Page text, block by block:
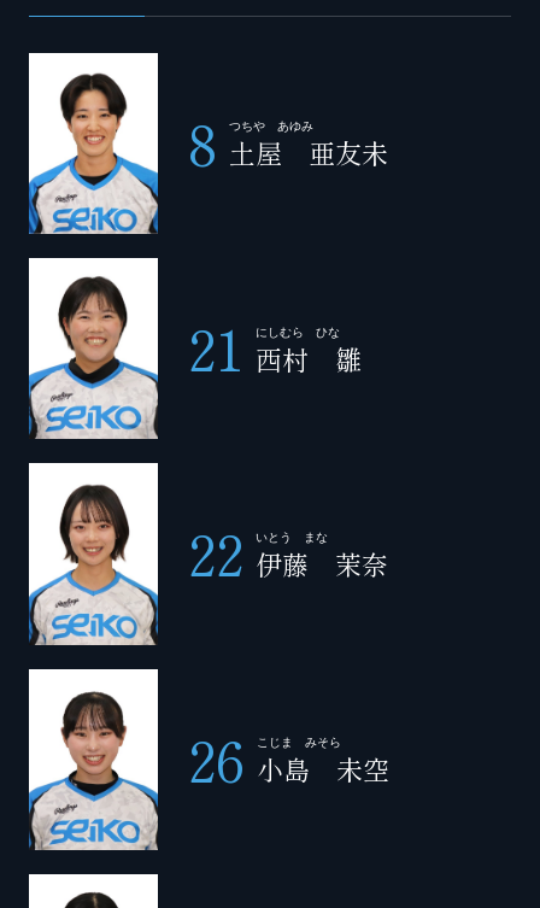
8 つちや あゆみ
土屋 亜友未
21 にしむら ひな
西村 雛
22 いとう まな
伊藤 茉奈
26 こじま みそら
小島 未空